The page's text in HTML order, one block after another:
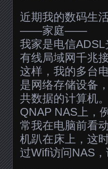
近期我的数码生
——家庭——
我家是电信
有线局域网千兆
这样，我的多台
是网络存储设备
共数据的计算机
QNAP NAS上，
常我在电脑前看
机趴在床上，这
过Wifi访问NAS